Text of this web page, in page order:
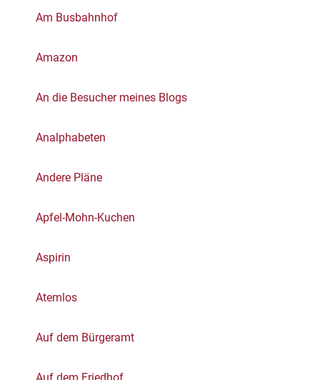
Am Busbahnhof
Amazon
An die Besucher meines Blogs
Analphabeten
Andere Pläne
Apfel-Mohn-Kuchen
Aspirin
Atemlos
Auf dem Bürgeramt